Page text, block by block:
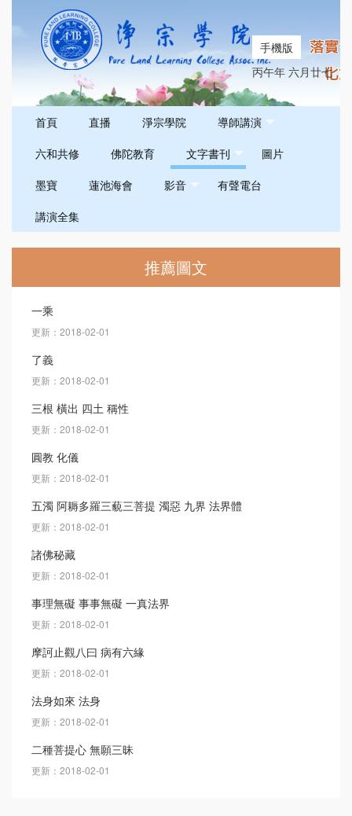
手機版
丙午年 六月廿七
首頁 直播 淨宗學院
導師講演
六和共修
佛陀教育 文字書刊
圖片
墨寶
蓮池海會 影音
有聲電台
講演全集
推薦圖文
一乘
更新：2018-02-01
了義
更新：2018-02-01
三根 橫出 四土 稱性
更新：2018-02-01
圓教 化儀
更新：2018-02-01
五濁 阿耨多羅三藐三菩提 濁惡 九界 法界體
更新：2018-02-01
諸佛秘藏
更新：2018-02-01
事理無礙 事事無礙 一真法界
更新：2018-02-01
摩訶止觀八曰 病有六緣
更新：2018-02-01
法身如來 法身
更新：2018-02-01
二種菩提心 無願三昧
更新：2018-02-01